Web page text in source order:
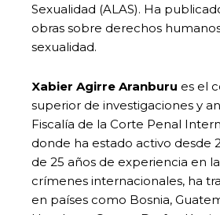
Sexualidad (ALAS). Ha
obras sobre derechos
sexualidad.
Xabier Agirre Aranburu es el
superior de investigaciones y
Fiscalía de la Corte Penal
donde ha estado activo desde
de 25 años de experiencia en
crímenes internacionales, ha
en países como Bosnia,